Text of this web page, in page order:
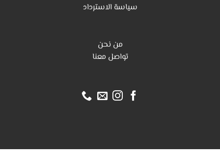
سياسة الاسترداد
من نحن
تواصل معنا